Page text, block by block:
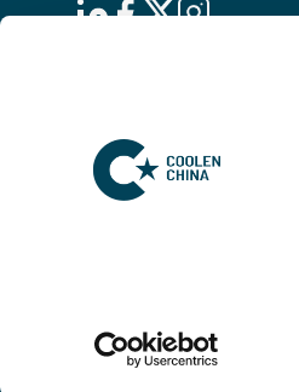
5231 DD ’s-
Nederland
Privacy Policy